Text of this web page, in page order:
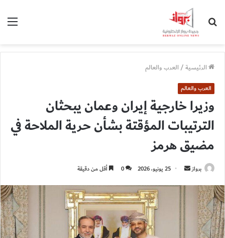
الرئيسية/العرب والعالم
العرب والعالم
وزيرا خارجية إيران وعمان يبحثان
الترتيبات المؤقتة بشأن حرية الملاحة في
مضيق هرمز
برواز
أرسل
إلكترونيا
25 يونيو، 2026 0 أقل من دقيقة